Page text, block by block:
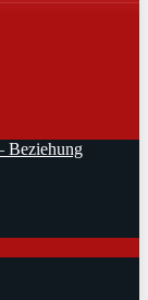
Beziehung